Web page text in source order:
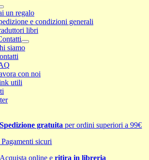
un regalo
e condizioni generali
libri
siamo
con noi
utili
Spedizione gratuita per ordini superiori a 99€
Pagamenti sicuri
Acquista online eritira in libreria